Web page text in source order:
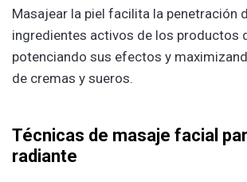
Masajear la piel facilita la penetración
ingredientes activos de los productos
potenciando sus efectos y
de cremas y sueros.
Técnicas de masaje facial
radiante